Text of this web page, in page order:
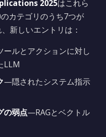
2025はこれら
カテゴリのうち7つが
新しいエントリは：
ルとアクションに対し
LLM
—隠されたシステム指示
の弱点—RAGとベクトル